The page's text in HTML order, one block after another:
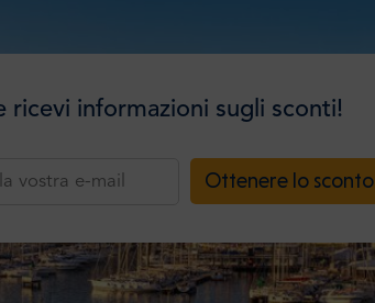
ricevi informazioni sugli sconti!
Ottenere lo sconto
Iscriviti